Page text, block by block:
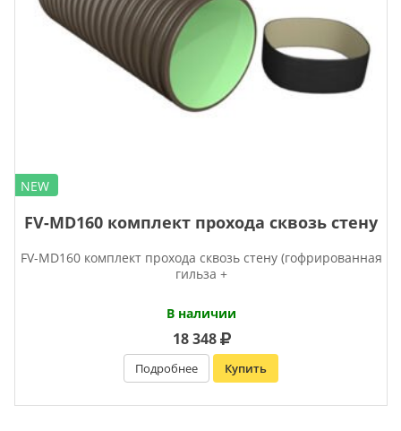
NEW
FV-MD160 комплект прохода сквозь стену
FV-MD160 комплект прохода сквозь стену (гофрированная
гильза +
В наличии
18 348
Подробнее Купить